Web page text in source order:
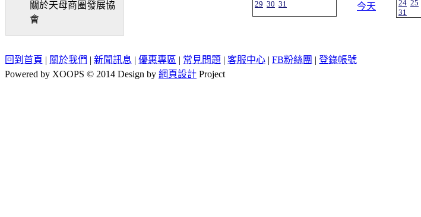
關於天母商圈發展協
會
29 30 31 今天
24 25
31
回到首頁 | 關於我們 | 新聞訊息 | 優惠專區 | 常見問題 | 客服中心 | FB粉絲團 | 登錄帳號
Powered by XOOPS © 2014 Design by 網頁設計 Project